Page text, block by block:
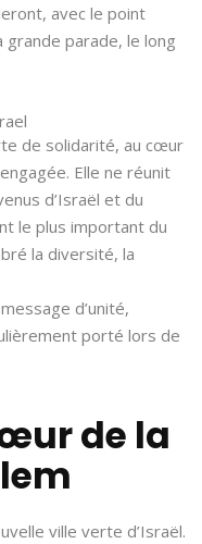
avec le point
grande parade, le long
de solidarité, au cœur
Elle ne réunit
d’Israël et du
le plus important du
la diversité, la
d’unité,
porté lors de
de la
ville verte d’Israël.